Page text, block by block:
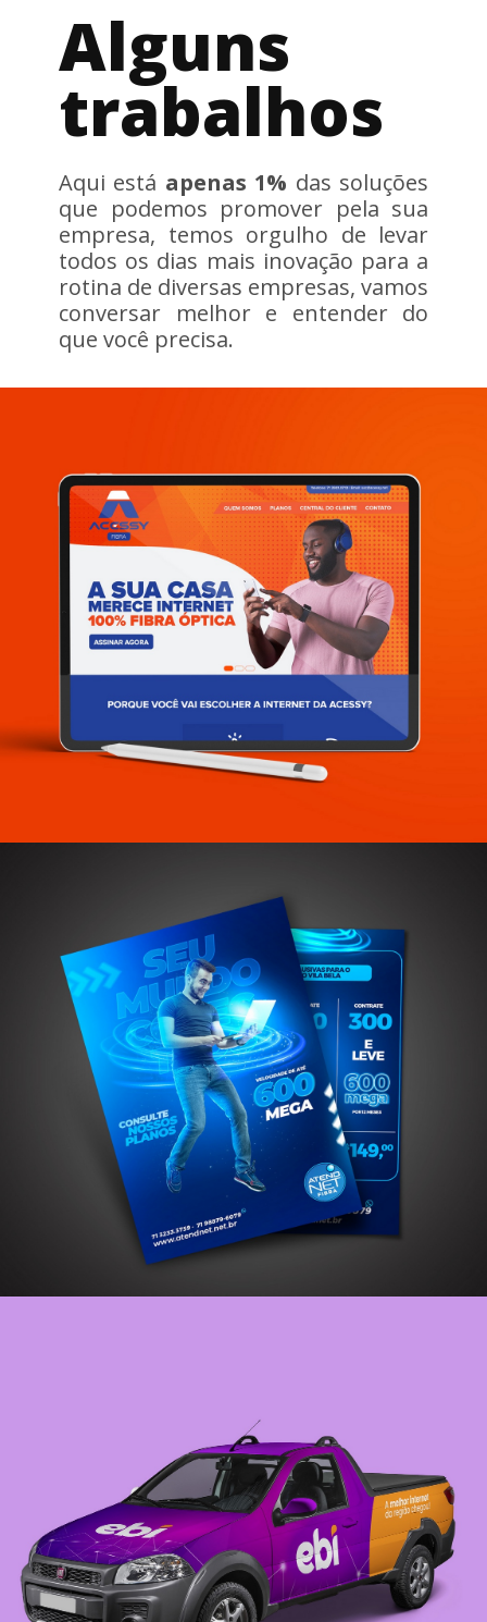
Alguns
trabalhos
Aqui está apenas 1% das soluções
que podemos promover pela sua
empresa, temos orgulho de levar
todos os dias mais inovação para a
rotina de diversas empresas, vamos
conversar melhor e entender do
que você precisa.